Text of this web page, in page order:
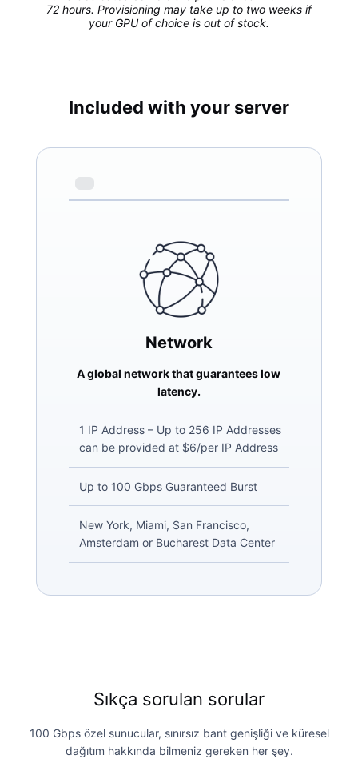
72 hours. Provisioning may take up to two weeks if
your GPU of choice is out of stock.
Included with your server
Network
A global network that guarantees low
latency.
1 IP Address – Up to 256 IP Addresses
can be provided at $6/per IP Address
Up to 100 Gbps Guaranteed Burst
New York, Miami, San Francisco,
Amsterdam or Bucharest Data Center
Sıkça sorulan sorular
100 Gbps özel sunucular, sınırsız bant genişliği ve küresel
dağıtım hakkında bilmeniz gereken her şey.